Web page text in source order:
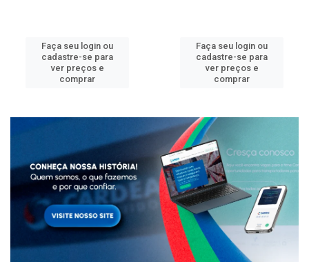
Faça seu login ou
cadastre-se para
ver preços e
comprar
Faça seu login ou
cadastre-se para
ver preços e
comprar